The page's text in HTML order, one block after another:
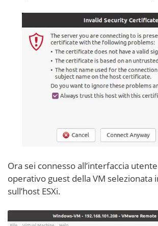
Ora sei connesso all’interfaccia
operativo guest della VM selezionata
sull’host ESXi.